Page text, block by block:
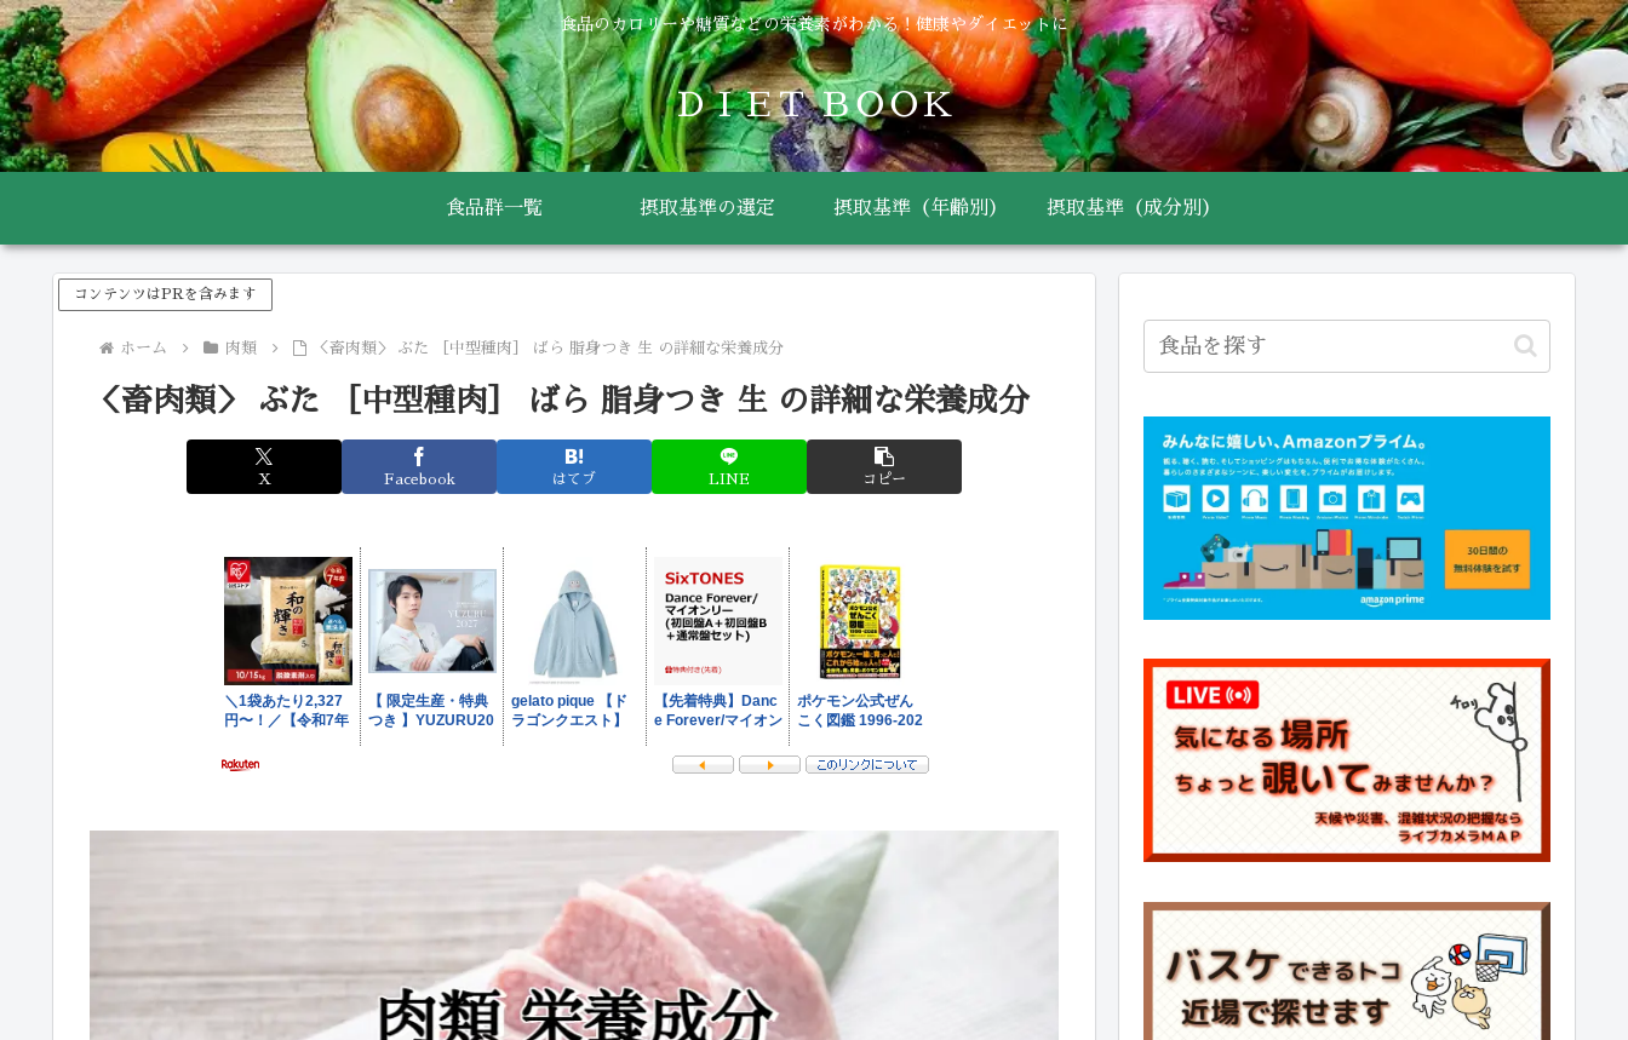
食品のカロリーや糖質などの栄養素がわかる！健康やダイエットに
ＤＩＥＴ ＢＯＯＫ
食品群一覧 摂取基準の選定 摂取基準（年齢別） 摂取基準（成分別）
コンテンツはPRを含みます
ホーム 肉類 ＜畜肉類＞ ぶた ［中型種肉］ ばら 脂身つき 生 の詳細な栄養成分
＜畜肉類＞ ぶた ［中型種肉］ ばら 脂身つき 生 の詳細な栄養成分
X Facebook はてブ LINE コピー